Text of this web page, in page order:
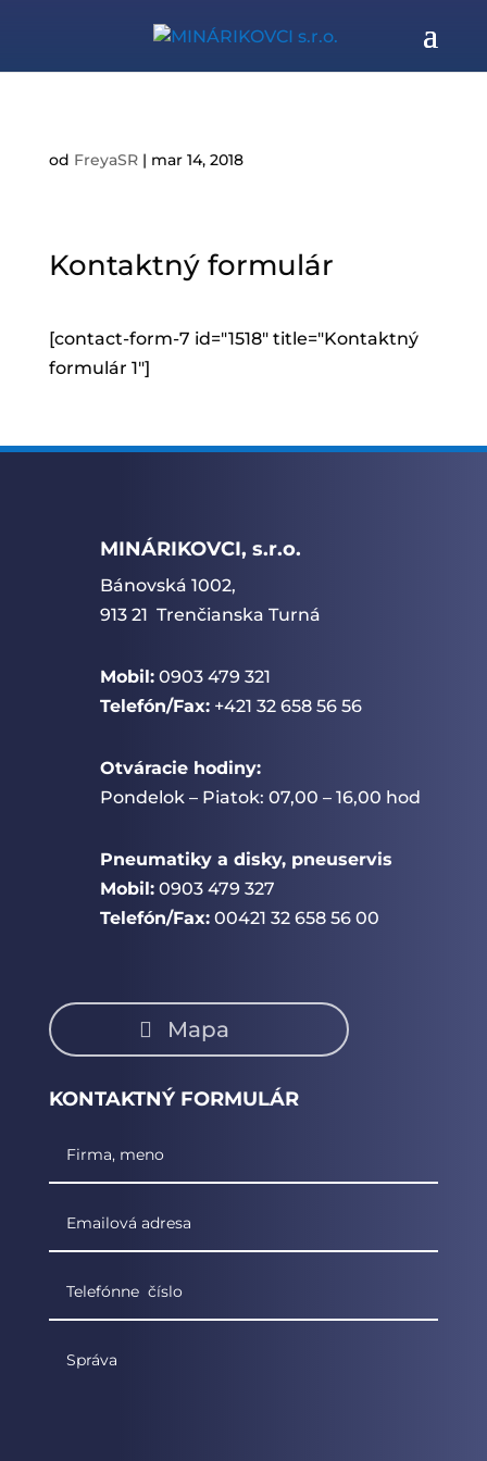
od FreyaSR| mar 14, 2018
Kontaktný formulár
[contact-form-7 id="1518" title="Kontaktný
formulár 1"]
MINÁRIKOVCI, s.r.o.
Bánovská 1002,
913 21 Trenčianska Turná
Mobil:0903 479 321
Telefón/Fax:+421 32 658 56 56
Otváracie hodiny:
Pondelok – Piatok: 07,00 – 16,00 hod
Pneumatiky a disky, pneuservis
Mobil:0903 479 327
Telefón/Fax:00421 32 658 56 00
Mapa
KONTAKTNÝ FORMULÁR